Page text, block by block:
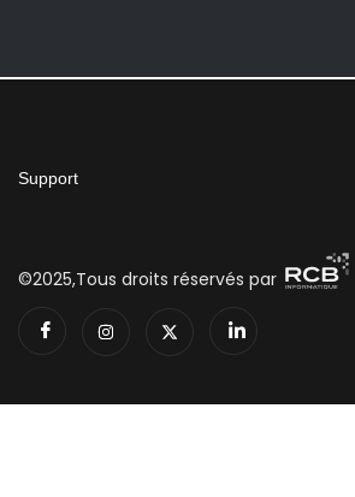
Support
©2025,Tous droits réservés par